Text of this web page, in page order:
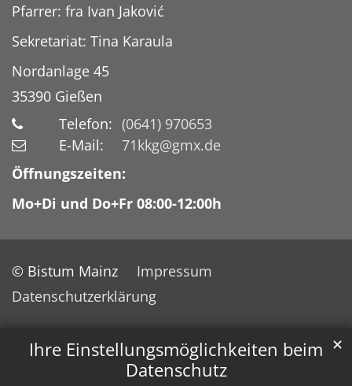
Ihre Einstellungsmöglichkeiten beim
Datenschutz
✕
Pfarrer: fra Ivan Jaković
Sekretariat: Tina Karaula
Nordanlage 45
35390 Gießen
Telefon: (0641) 970653
E-Mail:
71kkg@gmx.de
Öffnungszeiten:
Mo+Di und Do+Fr 08:00-12:00h
© Bistum Mainz
Impressum
Datenschutzerklärung